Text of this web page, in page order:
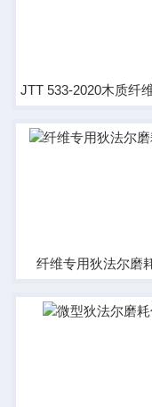
JTT 533-2020木质纤
纤维专用狄法尔磨